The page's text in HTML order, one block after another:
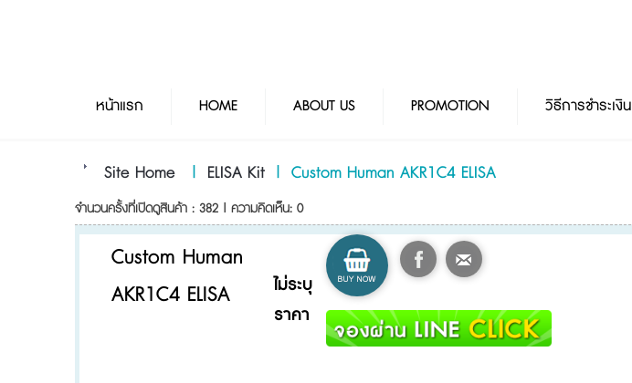
หน้าแรก HOME ABOUT US PROMOTION วิธีการชำระเงิน
Site Home | ELISA Kit | Custom Human AKR1C4 ELISA
จำนวนครั้งที่เปิดดูสินค้า : 382 | ความคิดเห็น: 0
Custom Human
AKR1C4 ELISA
ไม่ระบุ
ราคา